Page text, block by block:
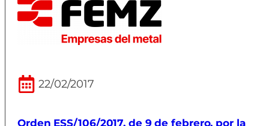
22/02/2017
Orden ESS/106/2017, de 9 de febrero, por la